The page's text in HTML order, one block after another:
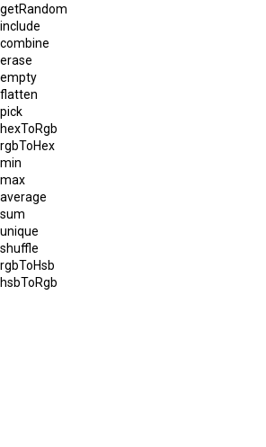
getRandom
include
combine
erase
empty
flatten
pick
hexToRgb
rgbToHex
min
max
average
sum
unique
shuffle
rgbToHsb
hsbToRgb